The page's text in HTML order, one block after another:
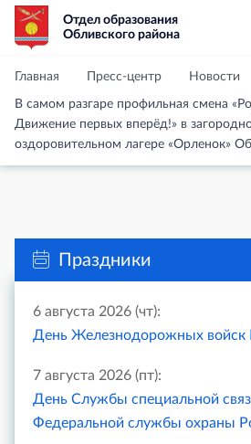
Отдел образования
Обливского района
Главная Пресс-центр Новости
В самом разгаре профильная смена
Движение первых вперёд!» в
оздоровительном лагере «Орленок»
Праздники
6 августа 2026 (чт):
День Железнодорожных войск
7 августа 2026 (пт):
День Службы специальной
Федеральной службы охраны